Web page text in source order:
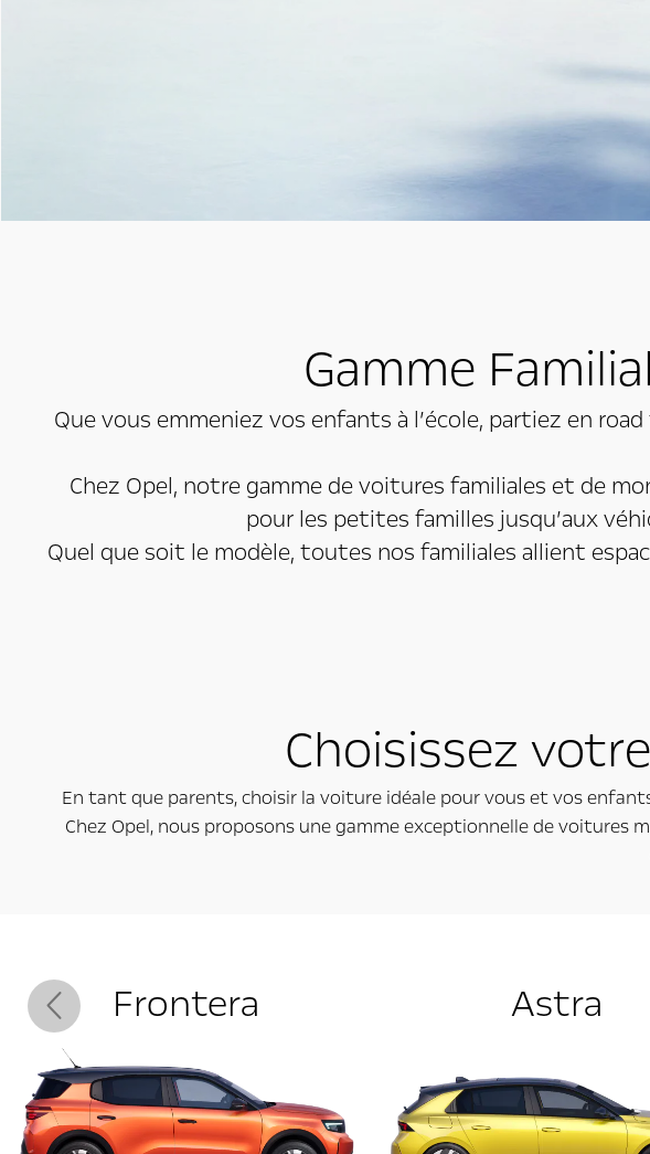
Gamme
Que vous emmeniez vos enfants à l’école, partiez en
Chez Opel, notre gamme de voitures familiales et de
pour les petites familles jusqu’aux
Quel que soit le modèle, toutes nos familiales allient
Choisissez
En tant que parents, choisir la voiture idéale pour vous et vos
Chez Opel, nous proposons une gamme exceptionnelle de
Précédent
Frontera Astra